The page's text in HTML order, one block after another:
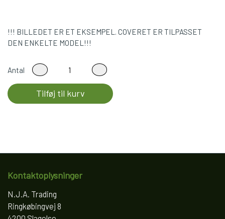
!!! BILLEDET ER ET EKSEMPEL. COVERET ER TILPASSET
DEN ENKELTE MODEL!!!
Antal
Tilføj til kurv
Kontaktoplysninger
N.J.A. Trading
Ringkøbingvej 8